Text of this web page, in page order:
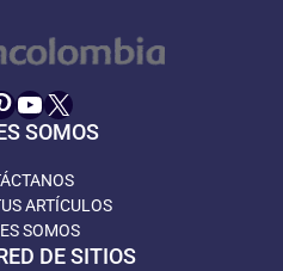
YouTube
X
SOMOS
ARTÍCULOS
SOMOS
DE SITIOS